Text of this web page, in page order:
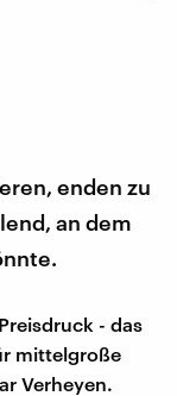
enden zu
an dem
- das
mittelgroße
Verheyen.